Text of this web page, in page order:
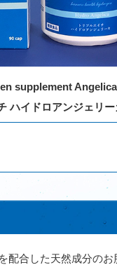
supplement Angelica
ハイドロアンジェリー
配合した天然成分のお